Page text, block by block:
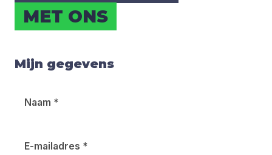
MET ONS
Mijn gegevens
Naam *
E-mailadres *